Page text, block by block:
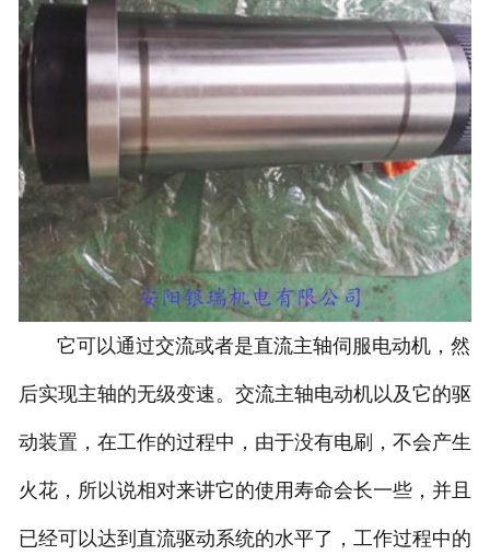
它可以通过交流或者是直流主轴伺服电动机，然
后实现主轴的无级变速。交流主轴电动机以及它的驱
动装置，在工作的过程中，由于没有电刷，不会产生
火花，所以说相对来讲它的使用寿命会长一些，并且
已经可以达到直流驱动系统的水平了，工作过程中的